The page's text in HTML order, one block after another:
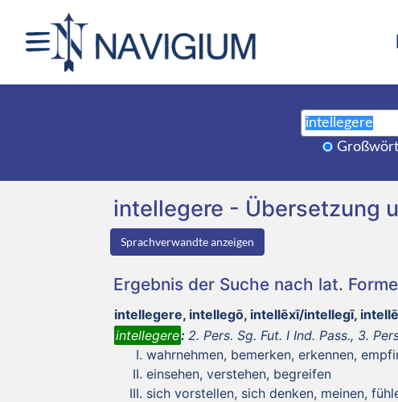
intellegere - Übersetzung
Sprachverwandte anzeigen
Ergebnis der Suche nach lat.
intellegere, intellegō, intellēxī/intellegī,
intellegere: 2. Pers. Sg. Fut. I Ind. Pass., 3.
wahrnehmen, bemerken, erkennen,
einsehen, verstehen, begreifen
sich vorstellen, sich denken, meinen,